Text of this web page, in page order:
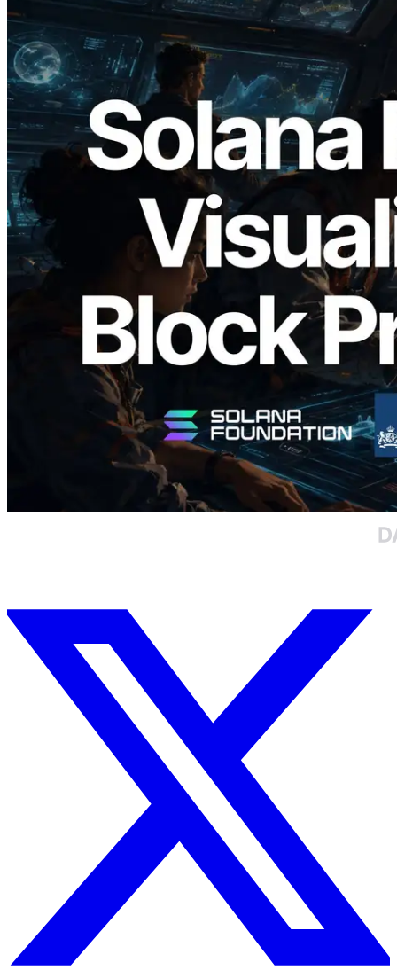
2026.05.24
Validators Solutions, Solana 블록 애널라
이저 공개 — slot 단위 블록 생성 시간과
담당 검증자 시각화